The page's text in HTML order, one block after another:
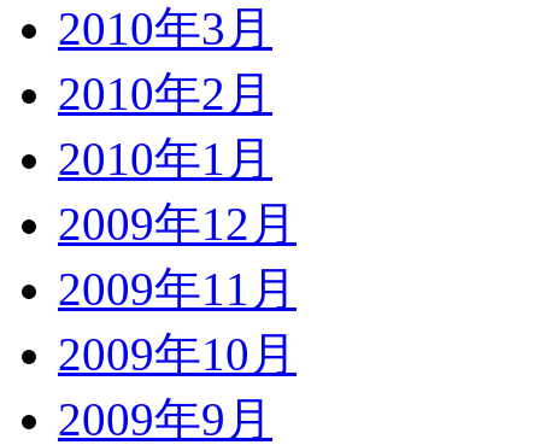
2010年3月
2010年2月
2010年1月
2009年12月
2009年11月
2009年10月
2009年9月